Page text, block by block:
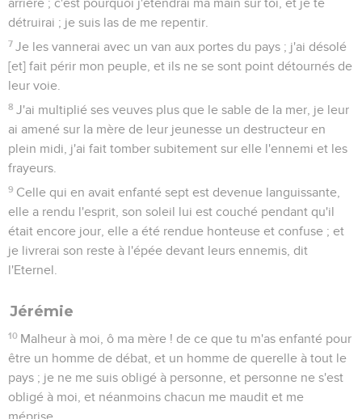
arrière ; c'est pourquoi j'étendrai ma main sur toi, et je te
détruirai ; je suis las de me repentir.
7 Je les vannerai avec un van aux portes du pays ; j'ai désolé
[et] fait périr mon peuple, et ils ne se sont point détournés de
leur voie.
8 J'ai multiplié ses veuves plus que le sable de la mer, je leur
ai amené sur la mère de leur jeunesse un destructeur en
plein midi, j'ai fait tomber subitement sur elle l'ennemi et les
frayeurs.
9 Celle qui en avait enfanté sept est devenue languissante,
elle a rendu l'esprit, son soleil lui est couché pendant qu'il
était encore jour, elle a été rendue honteuse et confuse ; et
je livrerai son reste à l'épée devant leurs ennemis, dit
l'Eternel.
Jérémie
10 Malheur à moi, ô ma mère ! de ce que tu m'as enfanté pour
être un homme de débat, et un homme de querelle à tout le
pays ; je ne me suis obligé à personne, et personne ne s'est
obligé à moi, et néanmoins chacun me maudit et me
méprise.